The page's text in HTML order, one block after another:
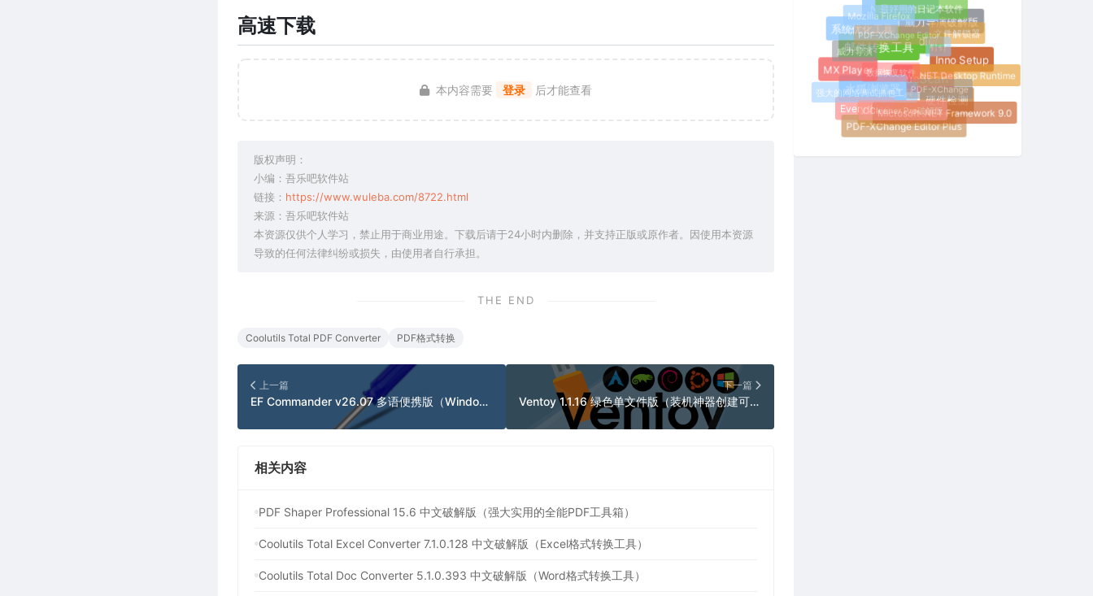
高速下载
本内容需要 登录 后才能查看
版权声明：
小编：吾乐吧软件站
链接： https://www.wuleba.com/8722.html
来源：吾乐吧软件站
本资源仅供个人学习，禁止用于商业用途。下载后请于24小时内删除，并支持正版或原作者。因使用本资源
导致的任何法律纠纷或损失，由使用者自行承担。
THE END
Coolutils Total PDF Converter PDF格式转换
上一篇
EF Commander v26.07 多语便携版（Windows 双面板文件管理器）
下一篇
Ventoy 1.1.16 绿色单文件版（装机神器创建可启动U盘工具）
相关内容
PDF Shaper Professional 15.6 中文破解版（强大实用的全能PDF工具箱）
Coolutils Total Excel Converter 7.1.0.128 中文破解版（Excel格式转换工具）
Coolutils Total Doc Converter 5.1.0.393 中文破解版（Word格式转换工具）
VueScan
Fiddler
邮件转换工具
水狐浏览器
WinToUSB免费版
硬件检测
Inno Setup
威力导演破解版
.NET Runtime
系统优化工具
MX Player
Everything
PDF-XChange Editor Plus
Microsoft .NET Framework 9.0
.NET Desktop Runtime
文件解锁器
最好用的日记本软件
Mozilla Firefox
威力导演
强大的网络调试抓包工具
CCleaner Pro破解版
PDF-XChange
钉钉
PDF-XChange Editor
数据恢复软件